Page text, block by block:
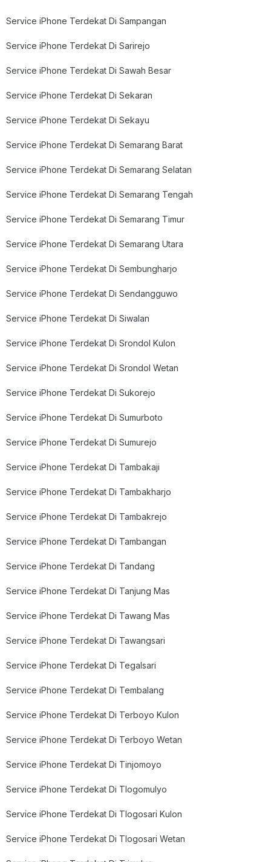
Service iPhone Terdekat Di Sampangan
Service iPhone Terdekat Di Sarirejo
Service iPhone Terdekat Di Sawah Besar
Service iPhone Terdekat Di Sekaran
Service iPhone Terdekat Di Sekayu
Service iPhone Terdekat Di Semarang Barat
Service iPhone Terdekat Di Semarang Selatan
Service iPhone Terdekat Di Semarang Tengah
Service iPhone Terdekat Di Semarang Timur
Service iPhone Terdekat Di Semarang Utara
Service iPhone Terdekat Di Sembungharjo
Service iPhone Terdekat Di Sendangguwo
Service iPhone Terdekat Di Siwalan
Service iPhone Terdekat Di Srondol Kulon
Service iPhone Terdekat Di Srondol Wetan
Service iPhone Terdekat Di Sukorejo
Service iPhone Terdekat Di Sumurboto
Service iPhone Terdekat Di Sumurejo
Service iPhone Terdekat Di Tambakaji
Service iPhone Terdekat Di Tambakharjo
Service iPhone Terdekat Di Tambakrejo
Service iPhone Terdekat Di Tambangan
Service iPhone Terdekat Di Tandang
Service iPhone Terdekat Di Tanjung Mas
Service iPhone Terdekat Di Tawang Mas
Service iPhone Terdekat Di Tawangsari
Service iPhone Terdekat Di Tegalsari
Service iPhone Terdekat Di Tembalang
Service iPhone Terdekat Di Terboyo Kulon
Service iPhone Terdekat Di Terboyo Wetan
Service iPhone Terdekat Di Tinjomoyo
Service iPhone Terdekat Di Tlogomulyo
Service iPhone Terdekat Di Tlogosari Kulon
Service iPhone Terdekat Di Tlogosari Wetan